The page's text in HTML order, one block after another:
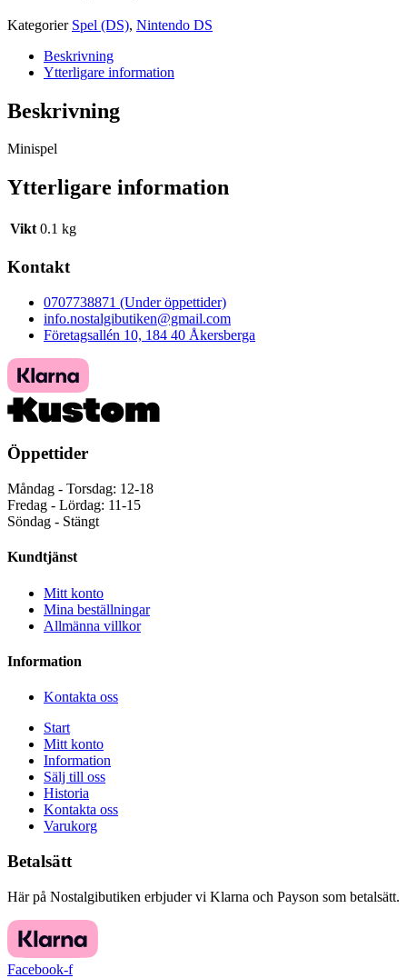
Kategorier Spel (DS), Nintendo DS
Beskrivning
Ytterligare information
Beskrivning
Minispel
Ytterligare information
Vikt 0.1 kg
Kontakt
0707738871 (Under öppettider)
info.nostalgibutiken@gmail.com
Företagsallén 10, 184 40 Åkersberga
Öppettider
Måndag - Torsdag: 12-18
Fredag - Lördag: 11-15
Söndag - Stängt
Kundtjänst
Mitt konto
Mina beställningar
Allmänna villkor
Information
Kontakta oss
Start
Mitt konto
Information
Sälj till oss
Historia
Kontakta oss
Varukorg
Betalsätt
Här på Nostalgibutiken erbjuder vi Klarna och Payson som betalsätt.
Facebook-f